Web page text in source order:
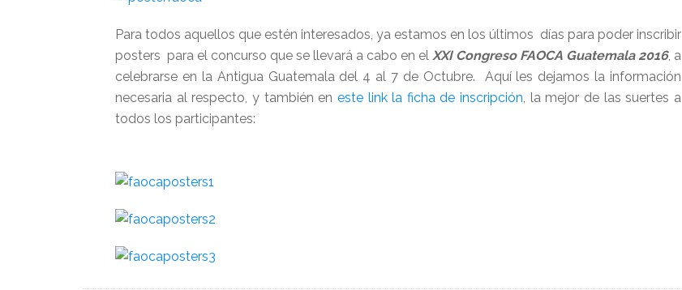
Para todos aquellos que estén interesados, ya estamos en los últimos días para poder inscribir
posters para el concurso que se llevará a cabo en el XXI Congreso FAOCA Guatemala 2016, a
celebrarse en la Antigua Guatemala del 4 al 7 de Octubre. Aquí les dejamos la información
necesaria al respecto, y también en este link la ficha de inscripción, la mejor de las suertes a
todos los participantes: